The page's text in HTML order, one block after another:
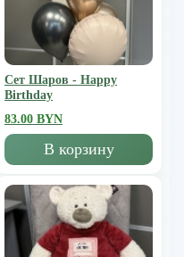
Сет Шаров - Happy
Birthday
83.00 BYN
В корзину